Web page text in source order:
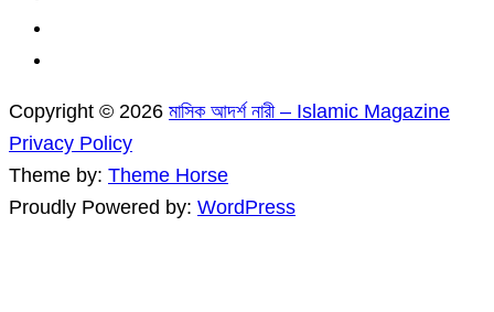
Copyright © 2026 মাসিক আদর্শ নারী – Islamic Magazine
Privacy Policy
Theme by: Theme Horse
Proudly Powered by: WordPress